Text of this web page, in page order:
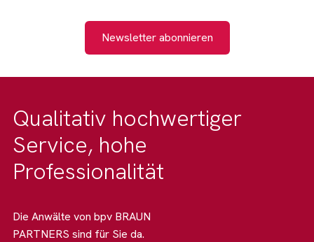
Newsletter abonnieren
Qualitativ hochwertiger
Service, hohe
Professionalität
Die Anwälte von bpv BRAUN
PARTNERS sind für Sie da.